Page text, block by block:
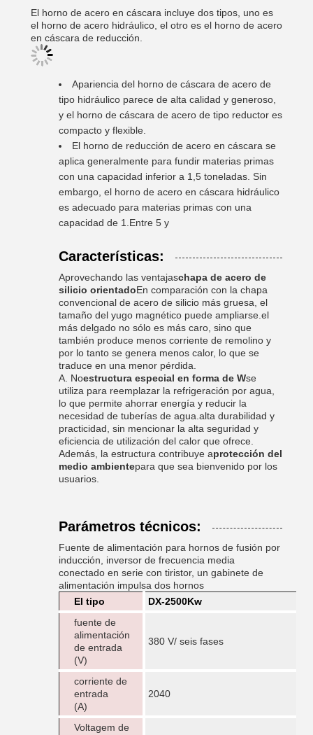
El horno de acero en cáscara incluye dos tipos, uno es
el horno de acero hidráulico, el otro es el horno de acero
en cáscara de reducción.
Apariencia del horno de cáscara de acero de
tipo hidráulico parece de alta calidad y generoso,
y el horno de cáscara de acero de tipo reductor es
compacto y flexible.
El horno de reducción de acero en cáscara se
aplica generalmente para fundir materias primas
con una capacidad inferior a 1,5 toneladas. Sin
embargo, el horno de acero en cáscara hidráulico
es adecuado para materias primas con una
capacidad de 1.Entre 5 y
Características:
Aprovechando las ventajaschapa de acero de
silicio orientadoEn comparación con la chapa
convencional de acero de silicio más gruesa, el
tamaño del yugo magnético puede ampliarse.el
más delgado no sólo es más caro, sino que
también produce menos corriente de remolino y
por lo tanto se genera menos calor, lo que se
traduce en una menor pérdida.
A. Noestructura especial en forma de Wse
utiliza para reemplazar la refrigeración por agua,
lo que permite ahorrar energía y reducir la
necesidad de tuberías de agua.alta durabilidad y
practicidad, sin mencionar la alta seguridad y
eficiencia de utilización del calor que ofrece.
Además, la estructura contribuye aprotección del
medio ambientepara que sea bienvenido por los
usuarios.
Parámetros técnicos:
Fuente de alimentación para hornos de fusión por
inducción, inversor de frecuencia media
conectado en serie con tiristor, un gabinete de
alimentación impulsa dos hornos
El tipo
DX-2500Kw
fuente de
alimentación
de entrada
(V)
380 V/ seis fases
corriente de
entrada
(A)
2040
Voltagem de